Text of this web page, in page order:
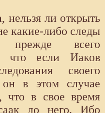
нельзя ли открыть
какие-либо следы
прежде всего
что если Иаков
своего
он в этом случае
что в свое время
до него. Ибо